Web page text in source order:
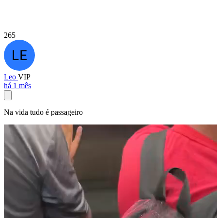
265
Leo VIP
há 1 mês
Na vida tudo é passageiro